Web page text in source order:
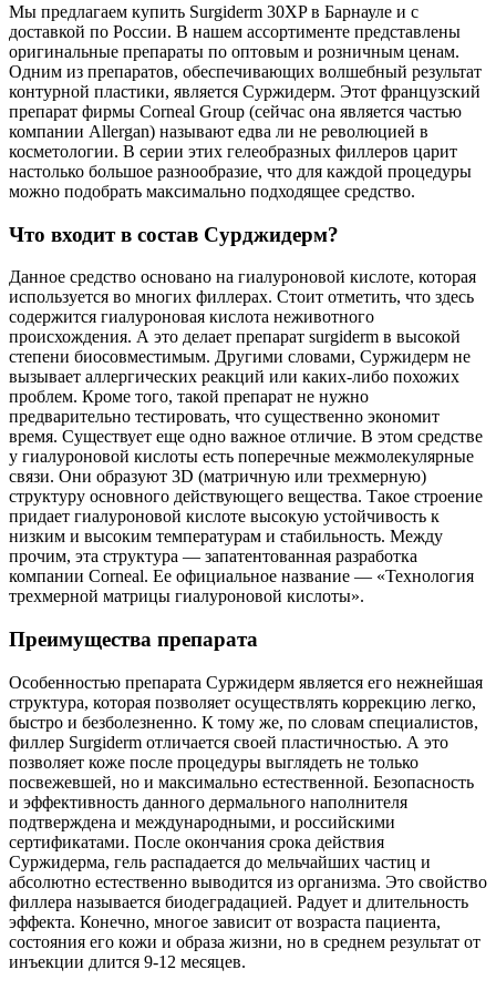
Мы предлагаем купить Surgiderm 30XP в Барнауле и с
доставкой по России. В нашем ассортименте представлены
оригинальные препараты по оптовым и розничным ценам.
Одним из препаратов, обеспечивающих волшебный результат
контурной пластики, является Суржидерм. Этот французский
препарат фирмы Corneal Group (сейчас она является частью
компании Allergan) называют едва ли не революцией в
косметологии. В серии этих гелеобразных филлеров царит
настолько большое разнообразие, что для каждой процедуры
можно подобрать максимально подходящее средство.
Что входит в состав Сурджидерм?
Данное средство основано на гиалуроновой кислоте, которая
используется во многих филлерах. Стоит отметить, что здесь
содержится гиалуроновая кислота неживотного
происхождения. А это делает препарат surgiderm в высокой
степени биосовместимым. Другими словами, Суржидерм не
вызывает аллергических реакций или каких-либо похожих
проблем. Кроме того, такой препарат не нужно
предварительно тестировать, что существенно экономит
время. Существует еще одно важное отличие. В этом средстве
у гиалуроновой кислоты есть поперечные межмолекулярные
связи. Они образуют 3D (матричную или трехмерную)
структуру основного действующего вещества. Такое строение
придает гиалуроновой кислоте высокую устойчивость к
низким и высоким температурам и стабильность. Между
прочим, эта структура — запатентованная разработка
компании Corneal. Ее официальное название — «Технология
трехмерной матрицы гиалуроновой кислоты».
Преимущества препарата
Особенностью препарата Суржидерм является его нежнейшая
структура, которая позволяет осуществлять коррекцию легко,
быстро и безболезненно. К тому же, по словам специалистов,
филлер Surgiderm отличается своей пластичностью. А это
позволяет коже после процедуры выглядеть не только
посвежевшей, но и максимально естественной. Безопасность
и эффективность данного дермального наполнителя
подтверждена и международными, и российскими
сертификатами. После окончания срока действия
Суржидерма, гель распадается до мельчайших частиц и
абсолютно естественно выводится из организма. Это свойство
филлера называется биодеградацией. Радует и длительность
эффекта. Конечно, многое зависит от возраста пациента,
состояния его кожи и образа жизни, но в среднем результат от
инъекции длится 9-12 месяцев.